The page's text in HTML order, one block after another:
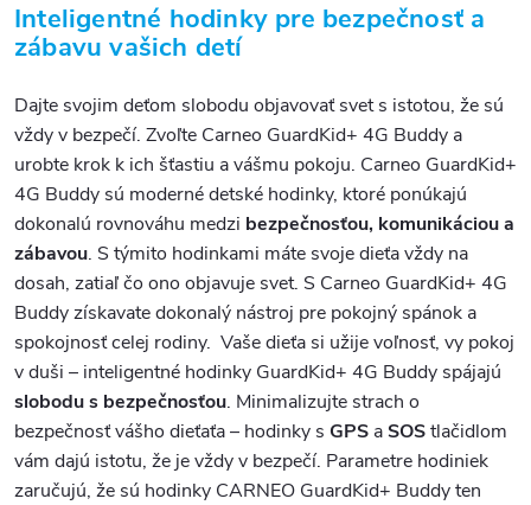
Inteligentné hodinky pre bezpečnosť a
zábavu vašich detí
Dajte svojim deťom slobodu objavovať svet s istotou, že sú
vždy v bezpečí. Zvoľte Carneo GuardKid+ 4G Buddy a
urobte krok k ich šťastiu a vášmu pokoju. Carneo GuardKid+
4G Buddy sú moderné detské hodinky, ktoré ponúkajú
dokonalú rovnováhu medzi bezpečnosťou, komunikáciou a
zábavou. S týmito hodinkami máte svoje dieťa vždy na
dosah, zatiaľ čo ono objavuje svet. S Carneo GuardKid+ 4G
Buddy získavate dokonalý nástroj pre pokojný spánok a
spokojnosť celej rodiny. Vaše dieťa si užije voľnosť, vy pokoj
v duši – inteligentné hodinky GuardKid+ 4G Buddy spájajú
slobodu s bezpečnosťou. Minimalizujte strach o
bezpečnosť vášho dieťaťa – hodinky s GPS aSOStlačidlom
vám dajú istotu, že je vždy v bezpečí. Parametre hodiniek
zaručujú, že sú hodinky CARNEO GuardKid+ Buddy ten